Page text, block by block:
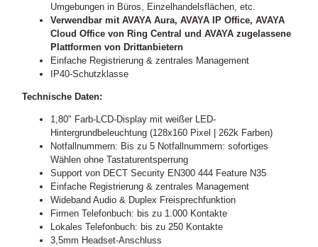
Umgebungen in Büros, Einzelhandelsflächen, etc.
Verwendbar mit AVAYA Aura, AVAYA IP Office, AVAYA
Cloud Office von Ring Central und AVAYA zugelassene
Plattformen von Drittanbietern
Einfache Registrierung & zentrales Management
IP40-Schutzklasse
Technische Daten:
1,80" Farb-LCD-Display mit weißer LED-
Hintergrundbeleuchtung (128x160 Pixel | 262k Farben)
Notfallnummern: Bis zu 5 Notfallnummern: sofortiges
Wählen ohne Tastaturentsperrung
Support von DECT Security EN300 444 Feature N35
Einfache Registrierung & zentrales Management
Wideband Audio & Duplex Freisprechfunktion
Firmen Telefonbuch: bis zu 1.000 Kontakte
Lokales Telefonbuch: bis zu 250 Kontakte
3,5mm Headset-Anschluss